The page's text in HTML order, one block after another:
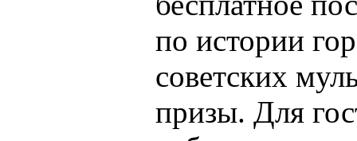
по истории
советских
призы. Для